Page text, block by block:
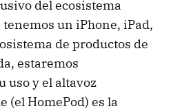
del ecosistema
un iPhone, iPad,
de productos de
estaremos
uso y el altavoz
(el HomePod) es la